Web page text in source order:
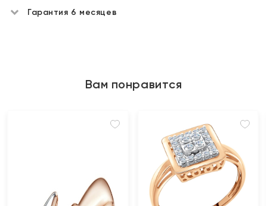
Гарантия 6 месяцев
Вам понравится